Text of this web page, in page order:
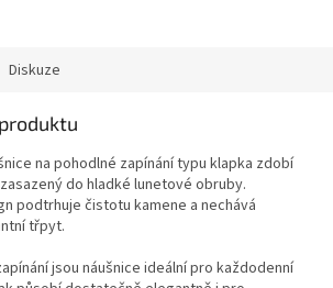
Diskuze
na pohodlné zapínání typu klapka zdobí
do hladké lunetové obruby.
podtrhuje čistotu kamene a nechává
třpyt.
jsou náušnice ideální pro každodenní